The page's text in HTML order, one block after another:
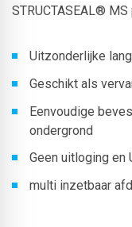
STRUCTASEAL®
Uitzonderlijke
Geschikt als
Eenvoudige
ondergrond
Geen uitloging en
multi inzetbaar